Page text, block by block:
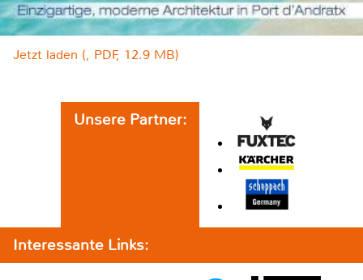
Jetzt laden (, PDF, 12.9 MB)
Unsere Partner:
Interessante Links: